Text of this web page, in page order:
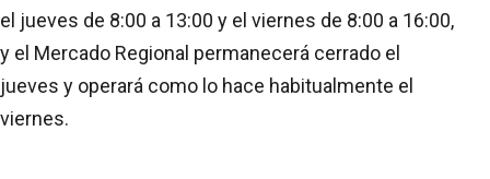
el jueves de 8:00 a 13:00 y el viernes de 8:00 a 16:00,
y el Mercado Regional permanecerá cerrado el
jueves y operará como lo hace habitualmente el
viernes.